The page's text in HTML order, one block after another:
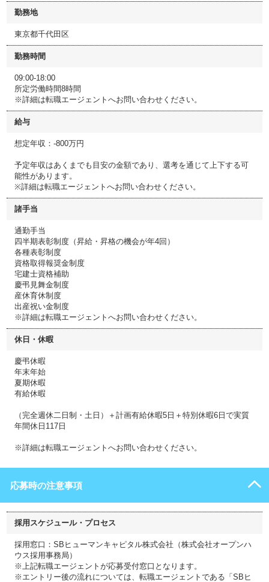
勤務地
東京都千代田区
勤務時間
09:00-18:00
所定労働時間8時間
※詳細は転職エージェントへお問い合わせください。
給与
想定年収：-800万円
予定年収はあくまでも目安の金額であり、選考を通じて上下する可
能性があります。
※詳細は転職エージェントへお問い合わせください。
諸手当
通勤手当
四半期表彰制度（昇給・昇格の機会が年4回）
各種表彰制度
資格取得報奨金制度
宅建士資格補助
慶弔見舞金制度
産休育休制度
出産祝い金制度
※詳細は転職エージェントへお問い合わせください。
休日・休暇
慶弔休暇
年末年始
夏期休暇
有給休暇
（完全週休二日制・土日）＋計画有給休暇5日＋特別休暇6日で実質
年間休日117日
※詳細は転職エージェントへお問い合わせください。
応募時の注意事項
採用スケジュール・プロセス
採用窓口：SBヒューマンキャピタル株式会社（株式会社オープンハ
ウス採用事務局）
※上記転職エージェントが応募受付窓口となります。
※エントリー後の流れについては、転職エージェントである「SBヒ